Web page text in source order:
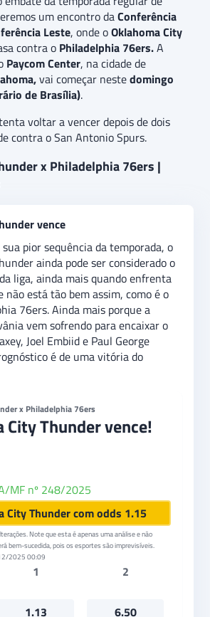
um encontro daConferência
Leste, onde oOklahoma City
contra o Philadelphia 76ers.A
Paycom Center, na cidade de
vai começar nestedomingo
de Brasília).
voltar a vencer depois de dois
contra o San Antonio Spurs.
x Philadelphia 76ers |
vence
pior sequência da temporada, o
ainda pode ser considerado o
liga, ainda mais quando enfrenta
não está tão bem assim, como é o
76ers. Ainda mais porque a
vem sofrendo para encaixar o
Joel Embiid e Paul George
é de uma vitória do
x Philadelphia 76ers
City Thunder vence!
MF nº 248/2025
City Thunder com odds 1.15
Note que esta é apenas uma análise e não
bem-sucedida, pois os esportes são imprevisíveis.
2025 00:09
1 2
1.13 6.50